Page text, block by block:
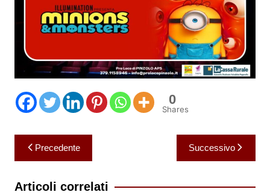
0
Shares
Navigazione
articoli
Precedente Successivo
Articoli correlati